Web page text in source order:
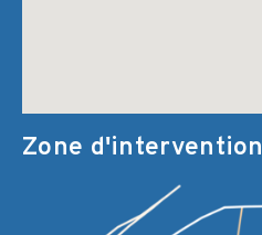
Zone d'intervention